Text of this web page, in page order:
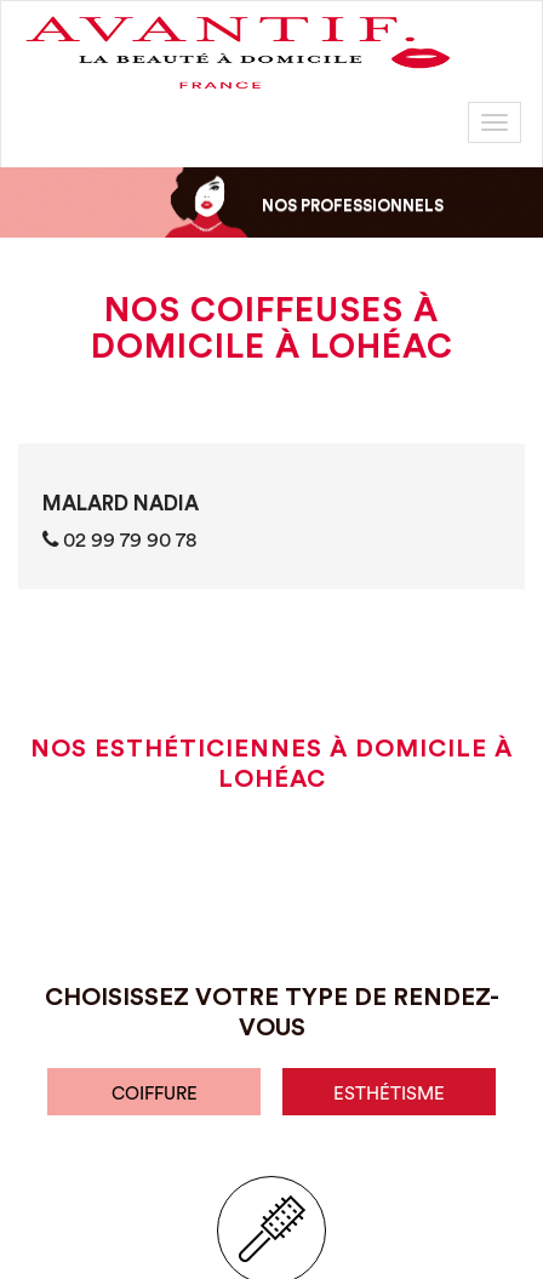
NOS PROFESSIONNELS
NOS COIFFEUSES À
DOMICILE À LOHÉAC
MALARD NADIA
02 99 79 90 78
NOS ESTHÉTICIENNES À DOMICILE À
LOHÉAC
CHOISISSEZ VOTRE TYPE DE RENDEZ-
VOUS
COIFFURE ESTHÉTISME